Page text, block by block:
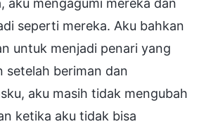
seperti mereka. Aku bahkan
untuk menjadi penari yang
setelah beriman dan
aku masih tidak mengubah
ketika aku tidak bisa